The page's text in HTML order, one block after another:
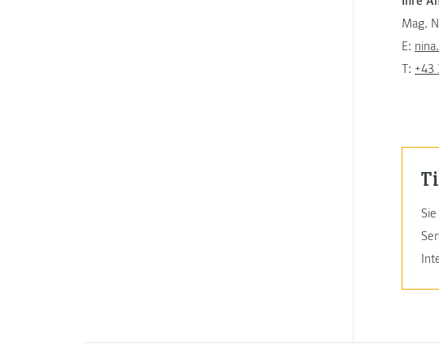
Mag.
E:
T: +43